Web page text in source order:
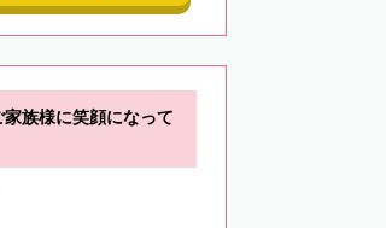
家族様に笑顔になって